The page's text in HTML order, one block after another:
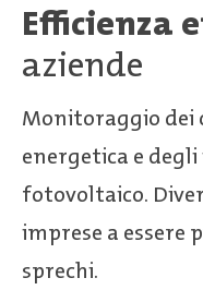
Efficienza
aziende
Monitoraggio dei
energetica e
fotovoltaico.
imprese a essere
sprechi.